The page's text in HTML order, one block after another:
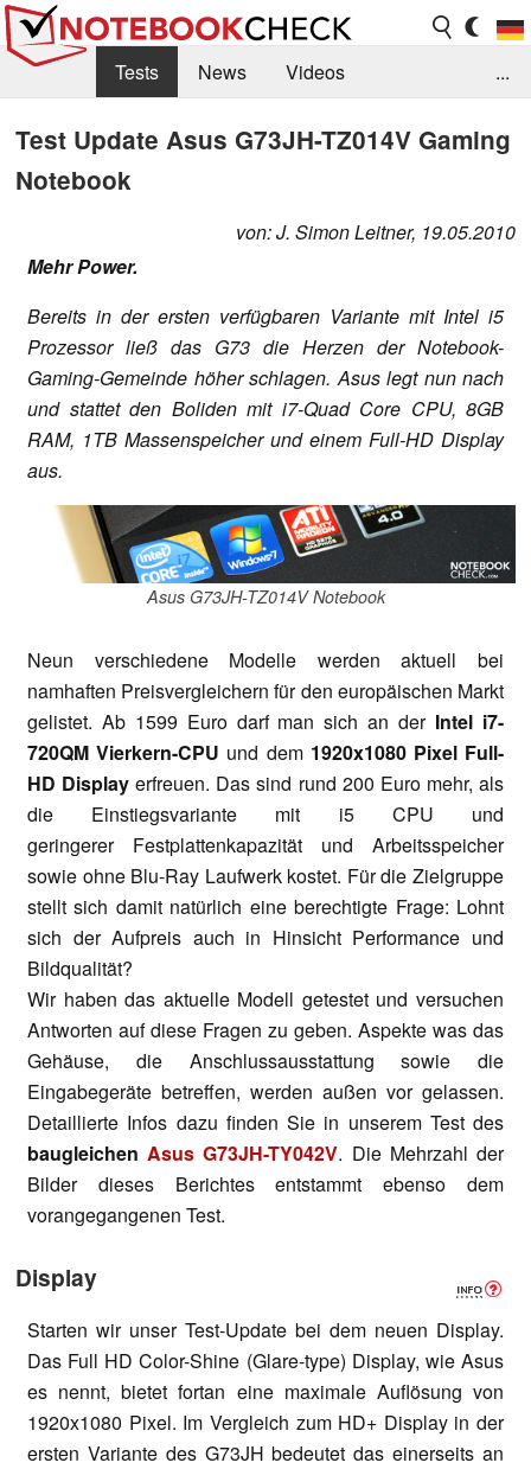
Tests News
Videos
Kaufberatung
...
Test Update Asus G73JH-TZ014V Gaming
Notebook
von: J. Simon Leitner, 19.05.2010
Mehr Power.
Bereits in der ersten verfügbaren Variante mit Intel i5
Prozessor ließ das G73 die Herzen der Notebook-
Gaming-Gemeinde höher schlagen. Asus legt nun nach
und stattet den Boliden mit i7-Quad Core CPU, 8GB
RAM, 1TB Massenspeicher und einem Full-HD Display
aus.
Asus G73JH-TZ014V Notebook
Neun verschiedene Modelle werden aktuell bei
namhaften Preisvergleichern für den europäischen Markt
gelistet. Ab 1599 Euro darf man sich an derIntel i7-
720QM Vierkern-CPU und dem 1920x1080 Pixel Full-
HD Display erfreuen. Das sind rund 200 Euro mehr, als
die Einstiegsvariante mit i5 CPU und
geringerer Festplattenkapazität und Arbeitsspeicher
sowie ohne Blu-Ray Laufwerk kostet. Für die Zielgruppe
stellt sich damit natürlich eine berechtigte Frage: Lohnt
sich der Aufpreis auch in Hinsicht Performance und
Bildqualität?
Wir haben das aktuelle Modell getestet und versuchen
Antworten auf diese Fragen zu geben. Aspekte was das
Gehäuse, die Anschlussausstattung sowie die
Eingabegeräte betreffen, werden außen vor gelassen.
Detaillierte Infos dazu finden Sie in unserem Test des
baugleichenAsus G73JH-TY042V. Die Mehrzahl der
Bilder dieses Berichtes entstammt ebenso dem
vorangegangenen Test.
Display
Starten wir unser Test-Update bei dem neuen Display.
Das Full HD Color-Shine (Glare-type) Display, wie Asus
es nennt, bietet fortan eine maximale Auflösung von
1920x1080 Pixel. Im Vergleich zum HD+ Display in der
ersten Variante des G73JH bedeutet das einerseits an